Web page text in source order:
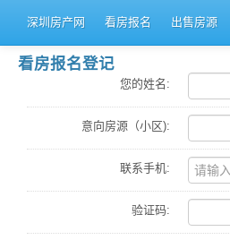
深圳房产网 看房报名 出售房源
看房报名登记
您的姓名:
意向房源（小区):
联系手机:
验证码: